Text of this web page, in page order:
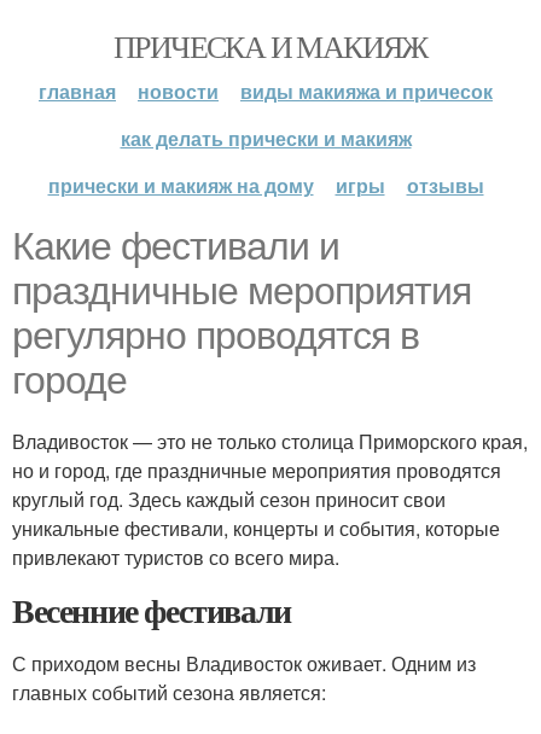
ПРИЧЕСКА И МАКИЯЖ
главная новости
виды макияжа и причесок
как делать прически и макияж
прически и макияж на дому
игры отзывы
Какие фестивали и
праздничные мероприятия
регулярно проводятся в
городе
Владивосток — это не только столица Приморского края,
но и город, где праздничные мероприятия проводятся
круглый год. Здесь каждый сезон приносит свои
уникальные фестивали, концерты и события, которые
привлекают туристов со всего мира.
Весенние фестивали
С приходом весны Владивосток оживает. Одним из
главных событий сезона является: